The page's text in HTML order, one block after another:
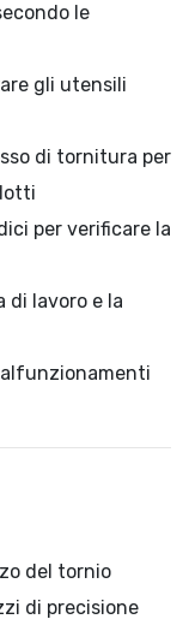
le
gli utensili
di tornitura per
per verificare la
di lavoro e la
del tornio
di precisione